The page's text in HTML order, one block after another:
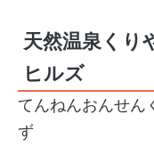
天然温泉くり
ヒルズ
てんねんおんせん
ず